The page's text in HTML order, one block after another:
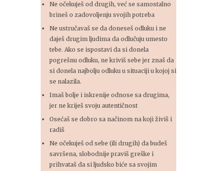
Ne očekuješ od drugih, već se samostalno
brineš o zadovoljenju svojih potreba
Ne ustručavaš se da doneseš odluku i ne
daješ drugim ljudima da odlučuju umesto
tebe. Ako se ispostavi da si donela
pogrešnu odluku, ne kriviš sebe jer znaš da
si donela najbolju odluku u situaciji u kojoj si
se nalazila.
Imaš bolje i iskrenije odnose sa drugima,
jer ne kriješ svoju autentičnost
Osećaš se dobro sa načinom na koji živiš i
radiš
Ne očekuješ od sebe (ili drugih) da budeš
savršena, slobodnije praviš greške i
prihvataš da si ljudsko biće sa svojim